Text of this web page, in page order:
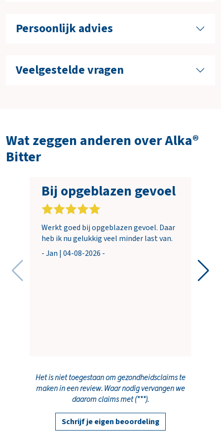
Persoonlijk advies
Veelgestelde vragen
Wat zeggen anderen over Alka®
Bitter
Bij opgeblazen gevoel
Werkt goed bij opgeblazen gevoel. Daar
heb ik nu gelukkig veel minder last van.
- Jan | 04-08-2026 -
Het is niet toegestaan om gezondheidsclaims te
maken in een review. Waar nodig vervangen we
daarom claims met (***).
Schrijf je eigen beoordeling